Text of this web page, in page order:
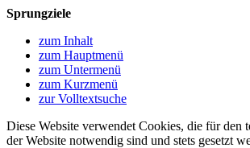
Sprungziele
zum Inhalt
zum Hauptmenü
zum Untermenü
zum Kurzmenü
zur Volltextsuche
Diese Website verwendet Cookies, die für den
der Website notwendig sind und stets gesetzt